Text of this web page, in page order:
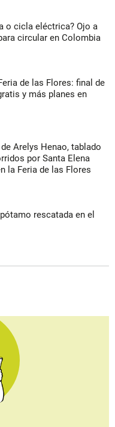
o cicla eléctrica? Ojo a
circular en Colombia
de las Flores: final de
y más planes en
Arelys Henao, tablado
por Santa Elena
la Feria de las Flores
rescatada en el